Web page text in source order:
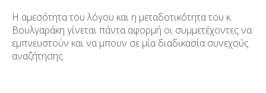
Η αμεσότητα του λόγου και η μεταδοτικότητα του κ.
Βουλγαράκη γίνεται πάντα αφορμή οι συμμετέχοντες να
εμπνευστούν και να μπουν σε μία διαδικασία συνεχούς
αναζήτησης.